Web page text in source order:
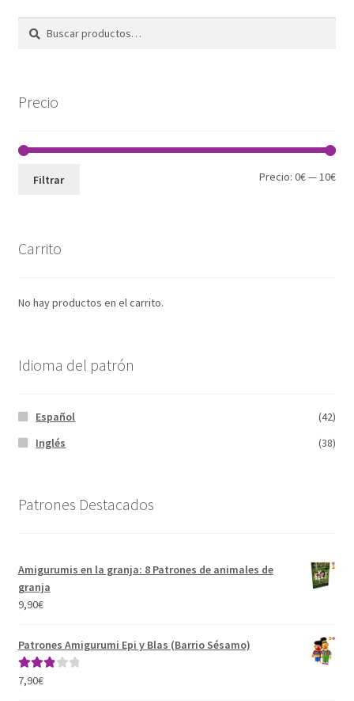
Buscar
Buscar
Precio
Filtrar Precio:0€—10€
Carrito
No hay productos en el carrito.
Idioma del patrón
Español
(42)
Inglés
(38)
Patrones Destacados
Amigurumis en la granja: 8 Patrones de animales de
granja
9,90€
Patrones Amigurumi Epi y Blas (Barrio Sésamo)
Valorad
7,90€